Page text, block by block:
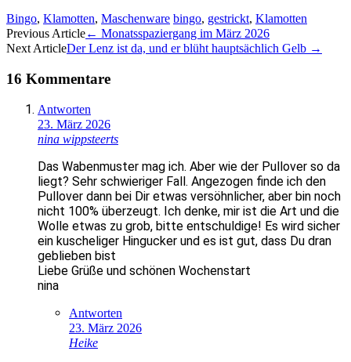
Bingo, Klamotten, Maschenware bingo, gestrickt, Klamotten
Artikel-
Navigation
Previous Article← Monatsspaziergang im März 2026
Next ArticleDer Lenz ist da, und er blüht hauptsächlich Gelb →
16 Kommentare
Antworten
23. März 2026
nina wippsteerts
Das Wabenmuster mag ich. Aber wie der Pullover so da
liegt? Sehr schwieriger Fall. Angezogen finde ich den
Pullover dann bei Dir etwas versöhnlicher, aber bin noch
nicht 100% überzeugt. Ich denke, mir ist die Art und die
Wolle etwas zu grob, bitte entschuldige! Es wird sicher
ein kuscheliger Hingucker und es ist gut, dass Du dran
geblieben bist
Liebe Grüße und schönen Wochenstart
nina
Antworten
23. März 2026
Heike